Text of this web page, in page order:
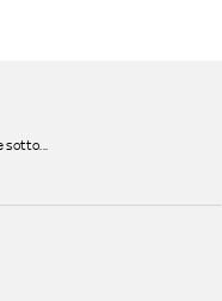
sotto...